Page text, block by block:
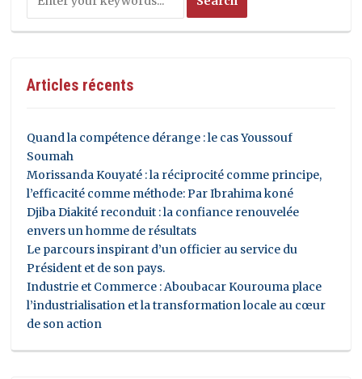
Articles récents
Quand la compétence dérange : le cas Youssouf
Soumah
Morissanda Kouyaté : la réciprocité comme principe,
l’efficacité comme méthode: Par Ibrahima koné
Djiba Diakité reconduit : la confiance renouvelée
envers un homme de résultats
Le parcours inspirant d’un officier au service du
Président et de son pays.
Industrie et Commerce : Aboubacar Kourouma place
l’industrialisation et la transformation locale au cœur
de son action